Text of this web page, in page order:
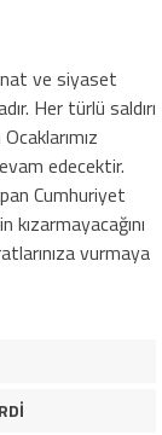
ve siyaset
Her türlü saldırı
edecektir.
Cumhuriyet
kızarmayacağını
vurmaya